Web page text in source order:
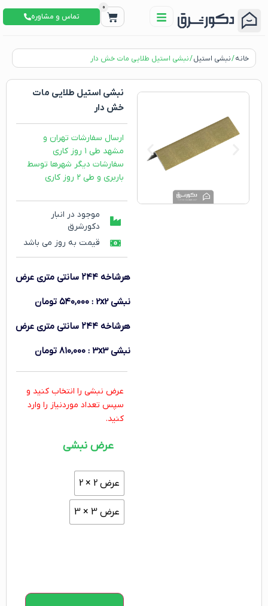
0
تماس و مشاوره
خانه/نبشی استیل/ نبشی استیل طلایی مات خش دار
نبشی استیل طلایی مات
خش دار
ارسال سفارشات تهران و
مشهد طی ۱ روز کاری
سفارشات دیگر شهرها توسط
باربری و طی ۲ روز کاری
موجود در انبار
دکورشرق
قیمت به روز می باشد
هرشاخه ۲۴۴ سانتی متری عرض
نبشی 2x2 :۵۴۰,۰۰۰ تومان
هرشاخه ۲۴۴ سانتی متری عرض
نبشی 3x3 :۸۱۰,۰۰۰ تومان
عرض نبشی را انتخاب کنید و
سپس تعداد موردنیاز را وارد
کنید.
عرض نبشی
عرض 2 × 2
عرض 3 × 3